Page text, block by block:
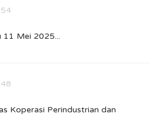
11 Mei 2025...
Koperasi Perindustrian dan